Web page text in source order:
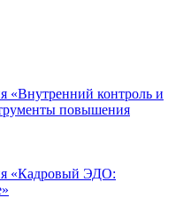
«Внутренний контроль и
повышения
«Кадровый ЭДО: